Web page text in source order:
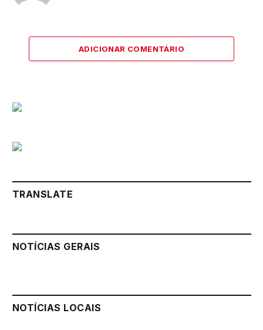
ADICIONAR COMENTÁRIO
TRANSLATE
NOTÍCIAS GERAIS
NOTÍCIAS LOCAIS